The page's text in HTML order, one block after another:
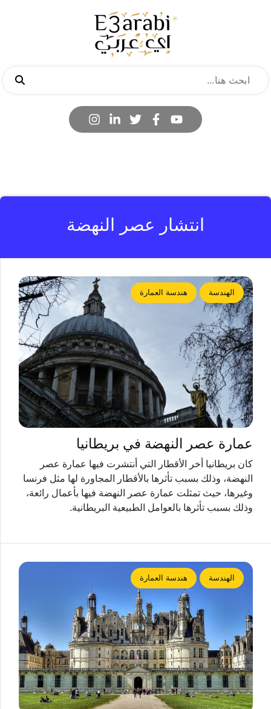
انتشار عصر النهضة
الهندسة هندسة العمارة
عمارة عصر النهضة في بريطانيا
كان بريطانيا أخر الأقطار التي أنتشرت فيها عمارة عصر
النهضة، وذلك بسبب تأثرها بالأقطار المجاورة لها مثل فرنسا
وغيرها، حيث تمثلت عمارة عصر النهضة فيها بأعمال رائعة،
وذلك بسبب تأثرها بالعوامل الطبيعية البريطانية.
الهندسة هندسة العمارة